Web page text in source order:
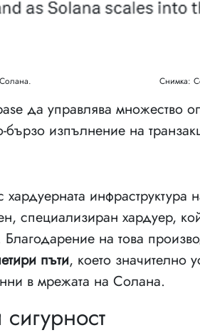
Снимка:
да управлява множество
изпълнение на
инфраструктура
специализиран хардуер,
на това
пъти, което значително
в мрежата на Солана.